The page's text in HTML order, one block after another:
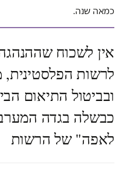
כמאה שנה.
אין לשכוח
לרשות הפלסטינית,
ובביטול התיאום
כבשלה בגדה
לאפה" של הרשות